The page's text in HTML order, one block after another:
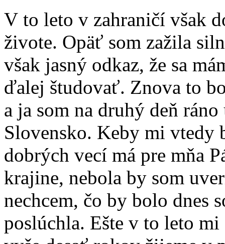
V to leto v zahraničí však
živote. Opäť som zažila
však jasný odkaz, že sa
ďalej študovať. Znova to
a ja som na druhý deň
Slovensko. Keby mi
dobrých vecí má pre mňa
krajine, nebola by som
nechcem, čo by bolo dnes
poslúchla. Ešte v to leto